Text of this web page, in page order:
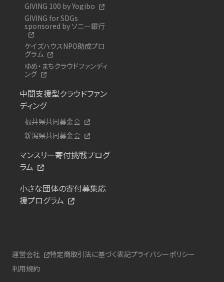
GIVING 100 by Yogibo
GIVING for SDGs
sponsored by ソニー銀行
ケイズハウスNPO助成プロ
グラム
ゆめ・まちクラウドファンディ
ング
中間支援型クラウドファン
ディング
福井県共同募金会
新潟県共同募金会
マンスリー寄付挑戦プログ
ラム
小さな団体の寄付募集応
援プログラム
運営会社 特定商取引法に基づく表記プライバシーポリシー
利用規約